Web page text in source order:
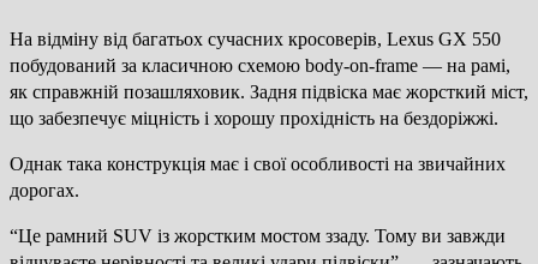
На відміну від багатьох сучасних кросоверів, Lexus GX 550
побудований за класичною схемою body-on-frame — на рамі,
як справжній позашляховик. Задня підвіска має жорсткий міст,
що забезпечує міцність і хорошу прохідність на бездоріжжі.
Однак така конструкція має і свої особливості на звичайних
дорогах.
“Це рамний SUV із жорстким мостом ззаду. Тому ви завжди